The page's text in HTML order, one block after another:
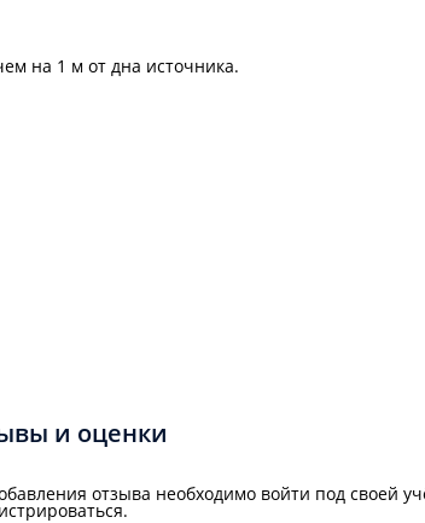
на 1 м от дна источника.
и оценки
отзыва необходимо войти под своей